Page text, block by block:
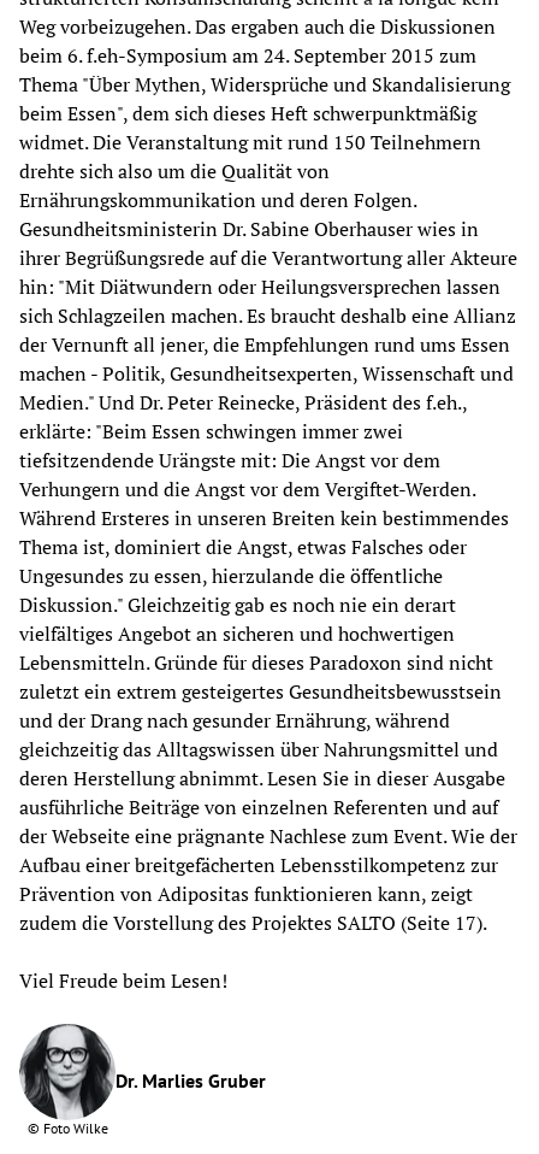
Weg vorbeizugehen. Das ergaben auch die Diskussionen
beim 6. f.eh-Symposium am 24. September 2015 zum
Thema "Über Mythen, Widersprüche und Skandalisierung
beim Essen", dem sich dieses Heft schwerpunktmäßig
widmet. Die Veranstaltung mit rund 150 Teilnehmern
drehte sich also um die Qualität von
Ernährungskommunikation und deren Folgen.
Gesundheitsministerin Dr. Sabine Oberhauser wies in
ihrer Begrüßungsrede auf die Verantwortung aller Akteure
hin: "Mit Diätwundern oder Heilungsversprechen lassen
sich Schlagzeilen machen. Es braucht deshalb eine Allianz
der Vernunft all jener, die Empfehlungen rund ums Essen
machen - Politik, Gesundheitsexperten, Wissenschaft und
Medien." Und Dr. Peter Reinecke, Präsident des f.eh.,
erklärte: "Beim Essen schwingen immer zwei
tiefsitzendende Urängste mit: Die Angst vor dem
Verhungern und die Angst vor dem Vergiftet-Werden.
Während Ersteres in unseren Breiten kein bestimmendes
Thema ist, dominiert die Angst, etwas Falsches oder
Ungesundes zu essen, hierzulande die öffentliche
Diskussion." Gleichzeitig gab es noch nie ein derart
vielfältiges Angebot an sicheren und hochwertigen
Lebensmitteln. Gründe für dieses Paradoxon sind nicht
zuletzt ein extrem gesteigertes Gesundheitsbewusstsein
und der Drang nach gesunder Ernährung, während
gleichzeitig das Alltagswissen über Nahrungsmittel und
deren Herstellung abnimmt. Lesen Sie in dieser Ausgabe
ausführliche Beiträge von einzelnen Referenten und auf
der Webseite eine prägnante Nachlese zum Event. Wie der
Aufbau einer breitgefächerten Lebensstilkompetenz zur
Prävention von Adipositas funktionieren kann, zeigt
zudem die Vorstellung des Projektes SALTO (Seite 17).
Viel Freude beim Lesen!
© Foto Wilke
Dr. Marlies Gruber